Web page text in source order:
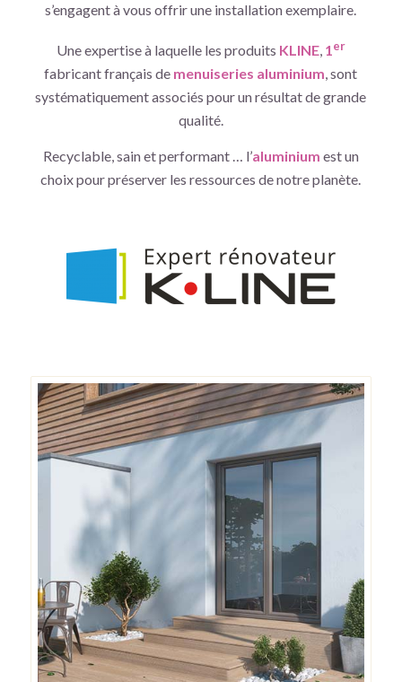
s’engagent à vous offrir une installation exemplaire.
Une expertise à laquelle les produits KLINE, 1er
fabricant français de menuiseries aluminium, sont
systématiquement associés pour un résultat de grande
qualité.
Recyclable, sain et performant … l’aluminium est un
choix pour préserver les ressources de notre planète.